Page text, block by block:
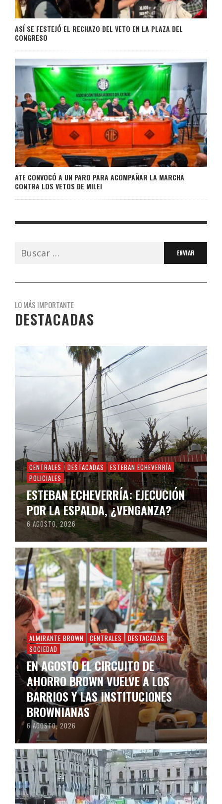
ASÍ SE FESTEJÓ EL RECHAZO DEL VETO EN LA PLAZA DEL
CONGRESO
ATE CONVOCÓ A UN PARO PARA ACOMPAÑAR LA MARCHA
CONTRA LOS VETOS DE MILEI
Buscar:
LO MÁS IMPORTANTE
DESTACADAS
CENTRALES DESTACADAS
ESTEBAN ECHEVERRÍA
POLICIALES
ESTEBAN ECHEVERRÍA: EJECUCIÓN
POR LA ESPALDA, ¿VENGANZA?
6 AGOSTO, 2026
ALMIRANTE BROWN CENTRALES
DESTACADAS
SOCIEDAD
EN AGOSTO EL CIRCUITO DE
AHORRO BROWN VUELVE A LOS
BARRIOS Y LAS INSTITUCIONES
BROWNIANAS
6 AGOSTO, 2026